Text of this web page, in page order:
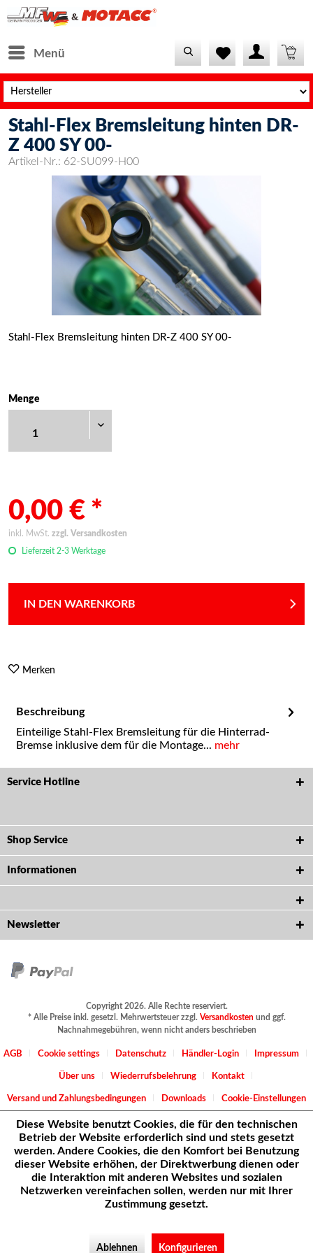
Menü
Stahl-Flex Bremsleitung hinten DR-
Z 400 SY 00-
Artikel-Nr.: 62-SU099-H00
Stahl-Flex Bremsleitung hinten DR-Z 400 SY 00-
Menge
0,00 € *
inkl. MwSt. zzgl. Versandkosten
Lieferzeit 2-3 Werktage
IN DEN WARENKORB
Merken
Beschreibung
Einteilige Stahl-Flex Bremsleitung für die Hinterrad-
Bremse inklusive dem für die Montage... mehr
Service Hotline
Shop Service
Informationen
Newsletter
Copyright 2026. Alle Rechte reserviert.
* Alle Preise inkl. gesetzl. Mehrwertsteuer zzgl. Versandkostenund ggf.
Nachnahmegebühren, wenn nicht anders beschrieben
AGB Cookie settings Datenschutz Händler-Login Impressum
Über uns Wiederrufsbelehrung Kontakt
Versand und Zahlungsbedingungen Downloads Cookie-Einstellungen
Diese Website benutzt Cookies, die für den technischen
Betrieb der Website erforderlich sind und stets gesetzt
werden. Andere Cookies, die den Komfort bei Benutzung
dieser Website erhöhen, der Direktwerbung dienen oder
die Interaktion mit anderen Websites und sozialen
Netzwerken vereinfachen sollen, werden nur mit Ihrer
Zustimmung gesetzt.
Ablehnen Konfigurieren